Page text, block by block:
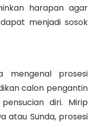
harapan agar
menjadi sosok
mengenal prosesi
calon pengantin
diri. Mirip
atau Sunda, prosesi